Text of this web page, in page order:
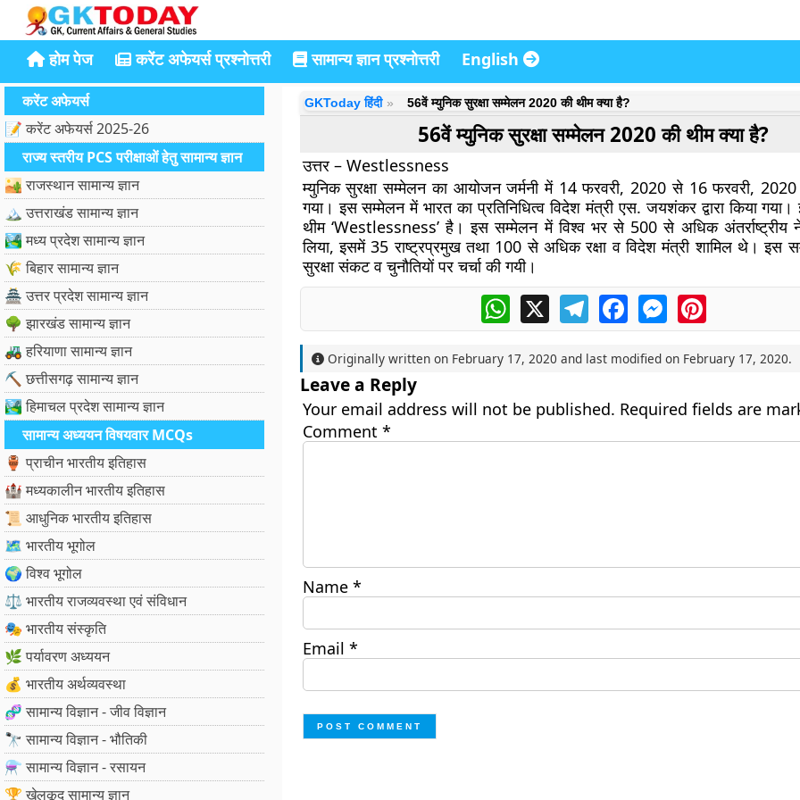
होम पेज करेंट अफेयर्स प्रश्नोत्तरी सामान्य ज्ञान प्रश्नोत्तरी English
करेंट अफेयर्स
📝 करेंट अफेयर्स 2025-26
राज्य स्तरीय PCS परीक्षाओं हेतु सामान्य ज्ञान
🏜️ राजस्थान सामान्य ज्ञान
🏔️ उत्तराखंड सामान्य ज्ञान
🏞️ मध्य प्रदेश सामान्य ज्ञान
🌾 बिहार सामान्य ज्ञान
🏯 उत्तर प्रदेश सामान्य ज्ञान
🌳 झारखंड सामान्य ज्ञान
🚜 हरियाणा सामान्य ज्ञान
⛏️ छत्तीसगढ़ सामान्य ज्ञान
🏞️ हिमाचल प्रदेश सामान्य ज्ञान
सामान्य अध्ययन विषयवार MCQs
🏺 प्राचीन भारतीय इतिहास
🏰 मध्यकालीन भारतीय इतिहास
📜 आधुनिक भारतीय इतिहास
🗺️ भारतीय भूगोल
🌍 विश्व भूगोल
⚖️ भारतीय राजव्यवस्था एवं संविधान
🎭 भारतीय संस्कृति
🌿 पर्यावरण अध्ययन
💰 भारतीय अर्थव्यवस्था
🧬 सामान्य विज्ञान - जीव विज्ञान
🔭 सामान्य विज्ञान - भौतिकी
⚗️ सामान्य विज्ञान - रसायन
🏆 खेलकूद सामान्य ज्ञान
GKToday हिंदी 56वें म्युनिक सुरक्षा सम्मेलन 2020 की थीम क्या है?
56वें म्युनिक सुरक्षा सम्मेलन 2020 की थीम क्या है?
उत्तर – Westlessness
म्युनिक सुरक्षा सम्मेलन का आयोजन जर्मनी में 14 फरवरी, 2020 से 16 फरवरी, 2020
गया। इस सम्मेलन में भारत का प्रतिनिधित्व विदेश मंत्री एस. जयशंकर द्वारा किया
थीम ‘Westlessness’ है। इस सम्मेलन में विश्व भर से 500 से अधिक अंतर्राष्ट्रीय
लिया, इसमें 35 राष्ट्रप्रमुख तथा 100 से अधिक रक्षा व विदेश मंत्री शामिल थे। इस
सुरक्षा संकट व चुनौतियों पर चर्चा की गयी।
WhatsApp
X TelegramFacebookMessengerPinterest
Originally written on February 17, 2020 and last modified on February 17, 2020.
Leave a Reply
Your email address will not be published. Required fields are
Comment *
Name *
Email *